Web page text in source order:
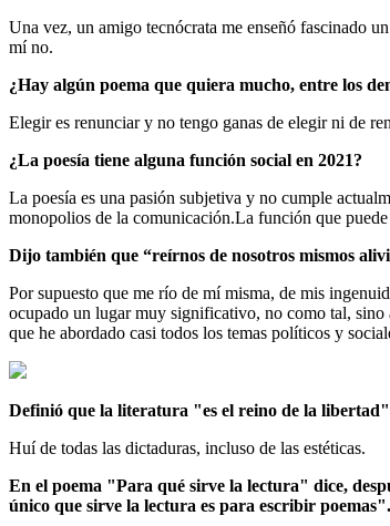
Una vez, un amigo tecnócrata me enseñó fascinado
mí no.
¿Hay algún poema que quiera mucho, entre los
Elegir es renunciar y no tengo ganas de elegir ni de
¿La poesía tiene alguna función social en 2021?
La poesía es una pasión subjetiva y no cumple
monopolios de la comunicación.La función que
Dijo también que “reírnos de nosotros mismos
Por supuesto que me río de mí misma, de mis
ocupado un lugar muy significativo, no como tal, sino
que he abordado casi todos los temas políticos y
Definió que la literatura "es el reino de la
Huí de todas las dictaduras, incluso de las estéticas.
En el poema "Para qué sirve la lectura" dice,
único que sirve la lectura es para escribir